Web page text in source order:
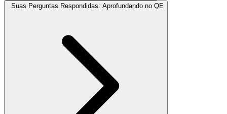
Suas Perguntas Respondidas: Aprofundando no QE